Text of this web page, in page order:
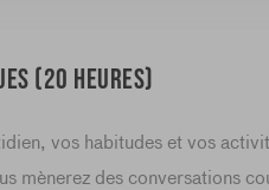
(20 heures)
vos habitudes et vos
mènerez des conversations